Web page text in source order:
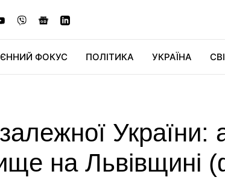
ФОКУС ПОЛІТИКА УКРАЇНА
України:
на Львівщині